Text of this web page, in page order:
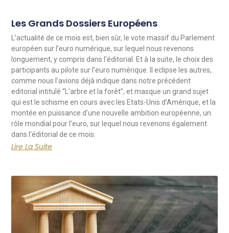
Les Grands Dossiers Européens
L’actualité de ce mois est, bien sûr, le vote massif du Parlement
européen sur l’euro numérique, sur lequel nous revenons
longuement, y compris dans l’éditorial. Et à la suite, le choix des
participants au pilote sur l’euro numérique. Il eclipse les autres,
comme nous l’avions déjà indique dans notre précédent
editorial intitulé “L’arbre et la forêt”, et masque un grand sujet
qui est le schisme en cours avec les Etats-Unis d’Amérique, et la
montée en puissance d’une nouvelle ambition européenne, un
rôle mondial pour l’euro, sur lequel nous revenons également
dans l’éditorial de ce mois.
Lire La Suite